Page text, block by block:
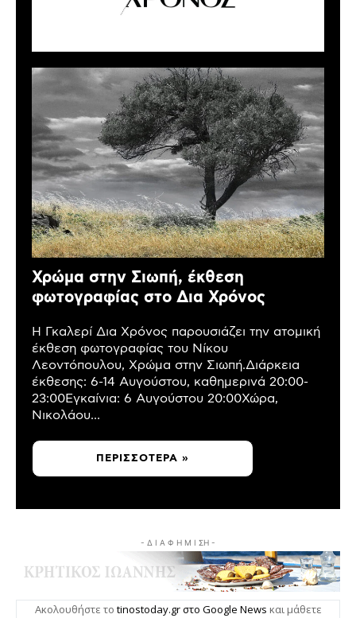
Χρώμα στην Σιωπή, έκθεση
φωτογραφίας στο Δια Χρόνος
Η Γκαλερί Δια Χρόνος παρουσιάζει την ατομική
έκθεση φωτογραφίας του Νίκου
Λεοντόπουλου, Χρώμα στην Σιωπή.Διάρκεια
έκθεσης: 6-14 Αυγούστου, καθημερινά 20:00-
23:00Εγκαίνια: 6 Αυγούστου 20:00Χώρα,
Νικολάου...
ΠΕΡΙΣΣΌΤΕΡΑ »
- Δ Ι Α Φ Η Μ Ι ΣΗ -
Ακολουθήστε το tinostoday.gr στο Google News και μάθετε